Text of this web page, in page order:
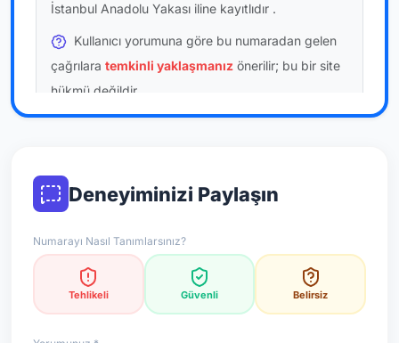
İstanbul Anadolu Yakası iline kayıtlıdır .
Kullanıcı yorumuna göre bu numaradan gelen
çağrılara temkinli yaklaşmanız önerilir; bu bir site
hükmü değildir.
Bu bilgiler onaylı kullanıcı bildirimlerine dayanır;
*Not: Değerlendirmeler onaylı kullanıcı yorumlarına göre
Deneyiminizi Paylaşın
Numarayı Nasıl Tanımlarsınız?
Tehlikeli Güvenli Belirsiz